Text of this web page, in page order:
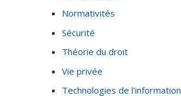
Normativités
Sécurité
Théorie du droit
Vie privée
Technologies de l'information